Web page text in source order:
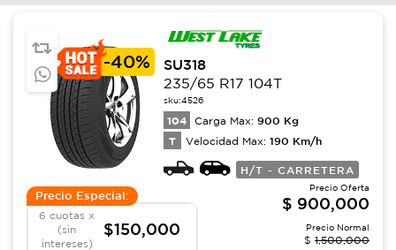
-40%
SU318
235/65 R17 104T
sku:4526
104 Carga Max: 900 Kg
T Velocidad Max: 190 Km/h
H/T - CARRETERA
Precio Especial:
6 cuotas x
(sin
intereses)
$150,000
Precio Oferta
$ 900,000
Precio Normal
$ 1,500,000